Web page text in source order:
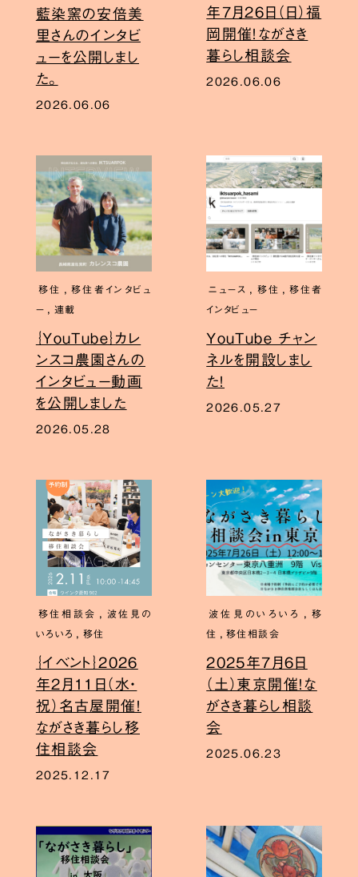
藍染窯の安倍美
里さんのインタビ
ューを公開しまし
た。
2026.06.06
年7月26日（日）福
岡開催！ながさき
暮らし相談会
2026.06.06
移住 移住者インタビュ
ー 連載
｛YouTube｝カレ
ンスコ農園さんの
インタビュー動画
を公開しました
2026.05.28
ニュース 移住 移住者
インタビュー
YouTube チャン
ネルを開設しまし
た！
2026.05.27
移住相談会 波佐見の
いろいろ 移住
｛イベント｝2026
年2月11日（水・
祝）名古屋開催！
ながさき暮らし移
住相談会
2025.12.17
波佐見のいろいろ 移
住 移住相談会
2025年7月6日
（土）東京開催！な
がさき暮らし相談
会
2025.06.23